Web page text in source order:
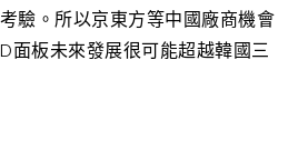
驗。所以京東方等中國廠商機會
面板未來發展很可能超越韓國三